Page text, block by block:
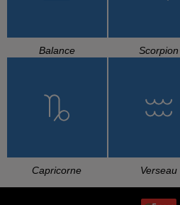
Balance Scorpion
Capricorne Verseau